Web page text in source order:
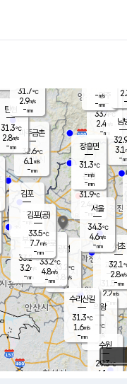
양주
33.4℃
2.4
-mm
과천
31.5℃
2.2m/s
- mm
파주금촌
32.6℃
6.1 m/s
-mm
탄현
31.3℃
2.8m/s
-mm
의왕
- ℃
m/s
mm
김포
- ℃
-m/s
mm
광명
33.2 ℃
3.8 m/s
-mm
부천
33.2℃
3.2m/s
-mm
구로
33.2℃
4.8m/s
-mm
은평
31.9℃
2.4 m/s
- mm
서초
32.1
2.8m/s
-mm
남
32.9
3.1
-
수리산길
31.3℃
1.6m/s
-mm
장흥면
31.3℃
-m/s
-mm
-m/s
-mm
김포(공)
33.5℃
7.7m/s
-mm
수원
29.3℃
6.1 m/s
서울
34.3℃
4.6m/s
-mm
31.7℃
2.9m/s
-mm
-